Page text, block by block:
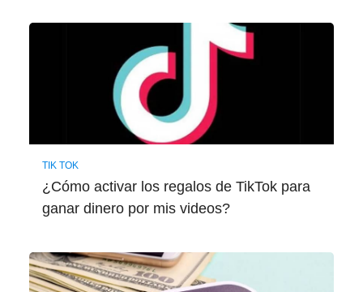
TIK TOK
¿Cómo activar los regalos de TikTok para
ganar dinero por mis videos?